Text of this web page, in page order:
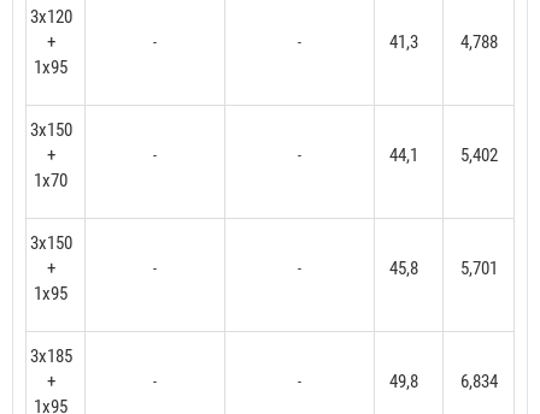
3x120
+
1x95
- - 41,3 4,788
3x150
+
1x70
- - 44,1 5,402
3x150
+
1x95
- - 45,8 5,701
3x185
+
1x95
- - 49,8 6,834